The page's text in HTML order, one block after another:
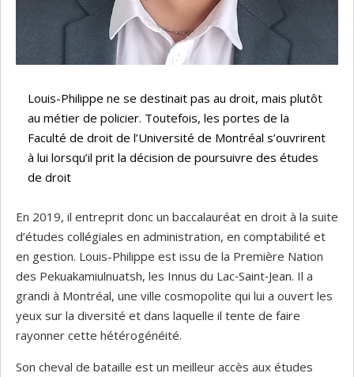
Louis-Philippe ne se destinait pas au droit, mais plutôt
au métier de policier. Toutefois, les portes de la
Faculté de droit de l’Université de Montréal s’ouvrirent
à lui lorsqu’il prit la décision de poursuivre des études
de droit
En 2019, il entreprit donc un baccalauréat en droit à la suite
d’études collégiales en administration, en comptabilité et
en gestion. Louis-Philippe est issu de la Première Nation
des Pekuakamiulnuatsh, les Innus du Lac‑Saint‑Jean. Il a
grandi à Montréal, une ville cosmopolite qui lui a ouvert les
yeux sur la diversité et dans laquelle il tente de faire
rayonner cette hétérogénéité.
Son cheval de bataille est un meilleur accès aux études